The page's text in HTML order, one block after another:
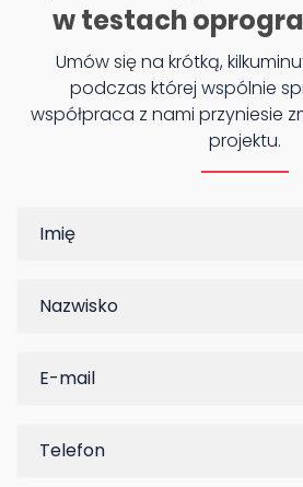
w testach
Umów się na krótką,
podczas której wspólnie
współpraca z nami przyniesie
projektu.